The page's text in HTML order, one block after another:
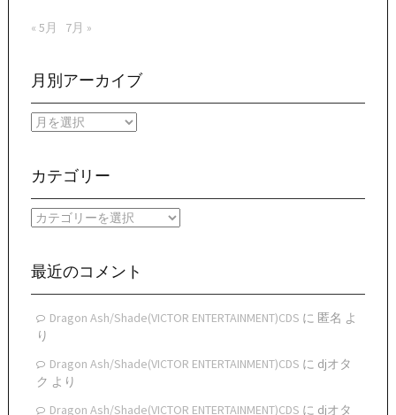
« 5月 7月 »
月別アーカイブ
月
ー
イ
ブ
カテゴリー
カ
リ
最近のコメント
Dragon Ash/Shade(VICTOR ENTERTAINMENT)CDS に 匿名 よ
り
Dragon Ash/Shade(VICTOR ENTERTAINMENT)CDS に djオタ
ク より
Dragon Ash/Shade(VICTOR ENTERTAINMENT)CDS に djオタ